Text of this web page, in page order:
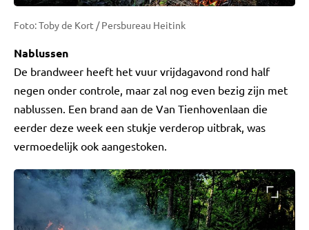
Foto: Toby de Kort / Persbureau Heitink
Nablussen
De brandweer heeft het vuur vrijdagavond rond half
negen onder controle, maar zal nog even bezig zijn met
nablussen. Een brand aan de Van Tienhovenlaan die
eerder deze week een stukje verderop uitbrak, was
vermoedelijk ook aangestoken.